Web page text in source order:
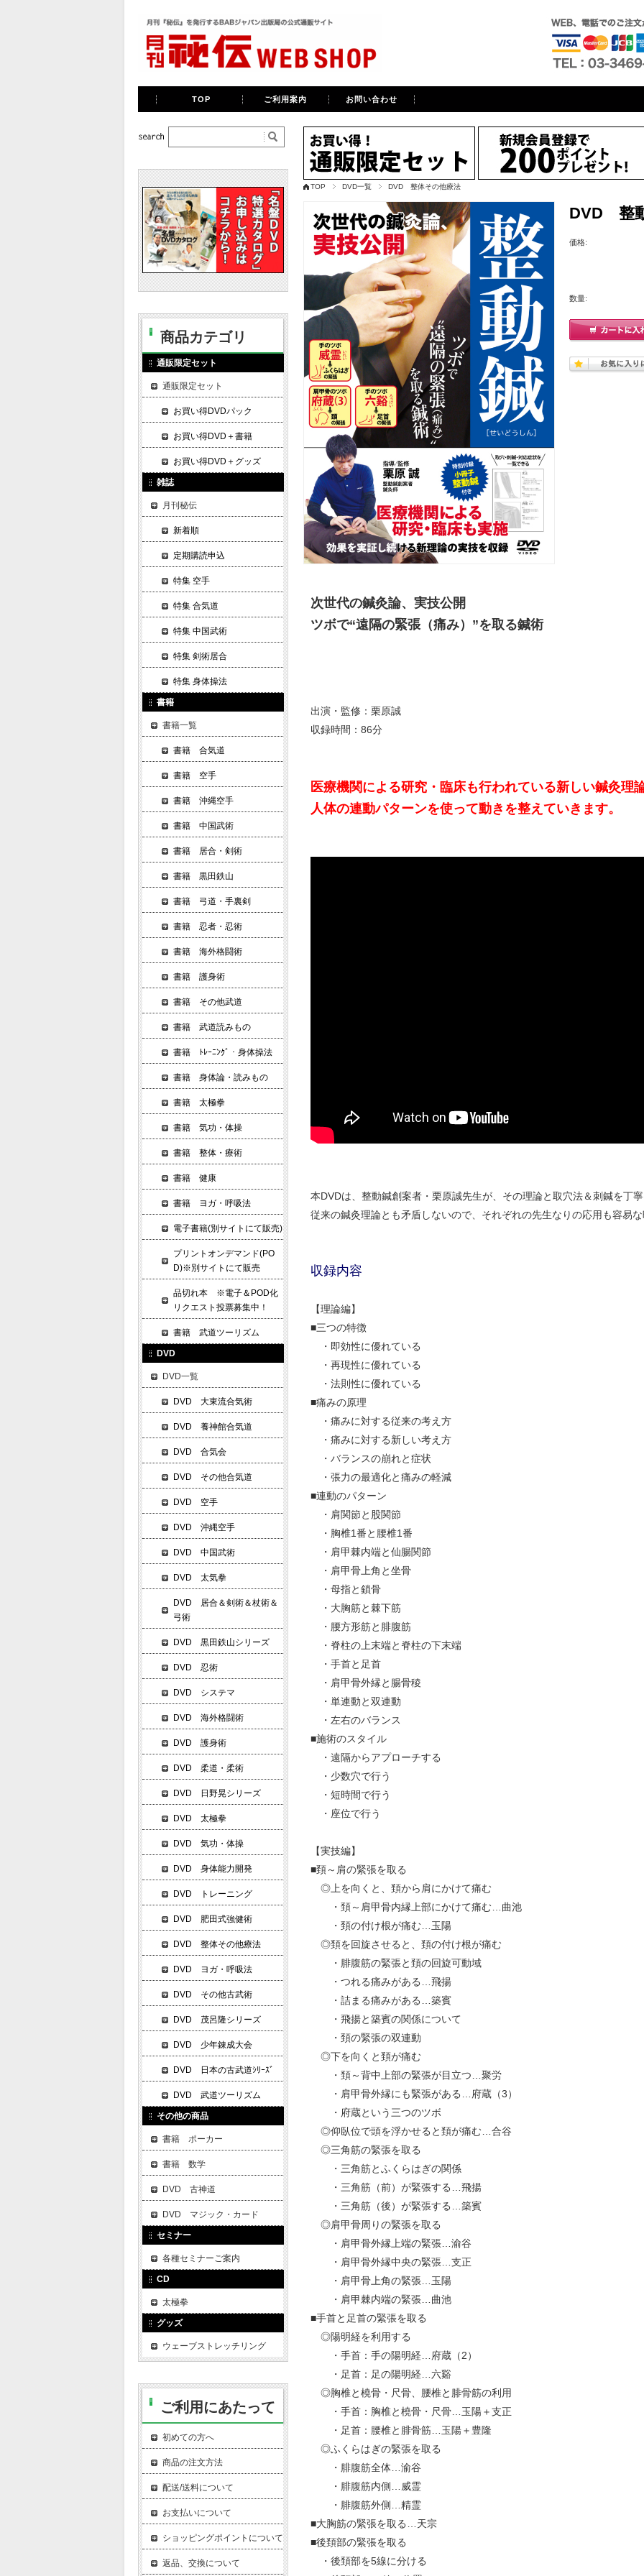
TOP ご利用案内 お問い合わせ
TOP DVD一覧 DVD 整体その他療法
DVD 整
価格:
数量:
次世代の鍼灸論、実技公開
ツボで“遠隔の緊張（痛み）”を取る鍼術
出演・監修：栗原誠
収録時間：86分
医療機関による研究・臨床も行われている新しい鍼灸理
人体の連動パターンを使って動きを整えていきます。
本DVDは、整動鍼創案者・栗原誠先生が、その理論と取穴法＆刺鍼を丁
従来の鍼灸理論とも矛盾しないので、それぞれの先生なりの応用も容易
収録内容
【理論編】
■三つの特徴
・即効性に優れている
・再現性に優れている
・法則性に優れている
■痛みの原理
・痛みに対する従来の考え方
・痛みに対する新しい考え方
・バランスの崩れと症状
・張力の最適化と痛みの軽減
■連動のパターン
・肩関節と股関節
・胸椎1番と腰椎1番
・肩甲棘内端と仙腸関節
・肩甲骨上角と坐骨
・母指と鎖骨
・大胸筋と棘下筋
・腰方形筋と腓腹筋
・脊柱の上末端と脊柱の下末端
・手首と足首
・肩甲骨外縁と腸骨稜
・単連動と双連動
・左右のバランス
■施術のスタイル
・遠隔からアプローチする
・少数穴で行う
・短時間で行う
・座位で行う
【実技編】
■頚～肩の緊張を取る
◎上を向くと、頚から肩にかけて痛む
・頚～肩甲骨内縁上部にかけて痛む…曲池
・頚の付け根が痛む…玉陽
◎頚を回旋させると、頚の付け根が痛む
・腓腹筋の緊張と頚の回旋可動域
・つれる痛みがある…飛揚
・詰まる痛みがある…築賓
・飛揚と築賓の関係について
・頚の緊張の双連動
◎下を向くと頚が痛む
・頚～背中上部の緊張が目立つ…聚労
・肩甲骨外縁にも緊張がある…府蔵（3）
・府蔵という三つのツボ
◎仰臥位で頭を浮かせると頚が痛む…合谷
◎三角筋の緊張を取る
・三角筋とふくらはぎの関係
・三角筋（前）が緊張する…飛揚
・三角筋（後）が緊張する…築賓
◎肩甲骨周りの緊張を取る
・肩甲骨外縁上端の緊張…渝谷
・肩甲骨外縁中央の緊張…支正
・肩甲骨上角の緊張…玉陽
・肩甲棘内端の緊張…曲池
■手首と足首の緊張を取る
◎陽明経を利用する
・手首：手の陽明経…府蔵（2）
・足首：足の陽明経…六谿
◎胸椎と橈骨・尺骨、腰椎と腓骨筋の利用
・手首：胸椎と橈骨・尺骨…玉陽＋支正
・足首：腰椎と腓骨筋…玉陽＋豊隆
◎ふくらはぎの緊張を取る
・腓腹筋全体…渝谷
・腓腹筋内側…威霊
・腓腹筋外側…精霊
■大胸筋の緊張を取る…天宗
■後頚部の緊張を取る
・後頚部を5線に分ける
商品カテゴリ
通販限定セット
通販限定セット
お買い得DVDパック
お買い得DVD＋書籍
お買い得DVD＋グッズ
雑誌
月刊秘伝
新着順
定期購読申込
特集 空手
特集 合気道
特集 中国武術
特集 剣術居合
特集 身体操法
書籍
書籍一覧
書籍 合気道
書籍 空手
書籍 沖縄空手
書籍 中国武術
書籍 居合・剣術
書籍 黒田鉄山
書籍 弓道・手裏剣
書籍 忍者・忍術
書籍 海外格闘術
書籍 護身術
書籍 その他武道
書籍 武道読みもの
書籍 ﾄﾚｰﾆﾝｸﾞ・身体操法
書籍 身体論・読みもの
書籍 太極拳
書籍 気功・体操
書籍 整体・療術
書籍 健康
書籍 ヨガ・呼吸法
電子書籍(別サイトにて販売)
プリントオンデマンド(PO
D)※別サイトにて販売
品切れ本 ※電子＆POD化
リクエスト投票募集中！
書籍 武道ツーリズム
DVD
DVD一覧
DVD 大東流合気術
DVD 養神館合気道
DVD 合気会
DVD その他合気道
DVD 空手
DVD 沖縄空手
DVD 中国武術
DVD 太気拳
DVD 居合＆剣術＆杖術＆
弓術
DVD 黒田鉄山シリーズ
DVD 忍術
DVD システマ
DVD 海外格闘術
DVD 護身術
DVD 柔道・柔術
DVD 日野晃シリーズ
DVD 太極拳
DVD 気功・体操
DVD 身体能力開発
DVD トレーニング
DVD 肥田式強健術
DVD 整体その他療法
DVD ヨガ・呼吸法
DVD その他古武術
DVD 茂呂隆シリーズ
DVD 少年錬成大会
DVD 日本の古武道ｼﾘｰｽﾞ
DVD 武道ツーリズム
その他の商品
書籍 ポーカー
書籍 数学
DVD 古神道
DVD マジック・カード
セミナー
各種セミナーご案内
CD
太極拳
グッズ
ウェーブストレッチリング
ご利用にあたって
初めての方へ
商品の注文方法
配送/送料について
お支払いについて
ショッピングポイントについて
返品、交換について